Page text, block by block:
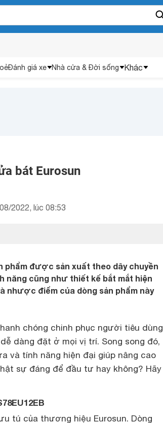
Đánh giá xe Nhà cửa & Đời sống Khác
bát Eurosun
2022, lúc 08:53
phẩm được sản xuất theo dây chuyền
cũng như thiết kế bắt mắt hiện
nhược điểm của dòng sản phẩm này
chóng chinh phục người tiêu dùng
dàng đặt ở mọi vị trí. Song song đó,
và tính năng hiện đại giúp nâng cao
sự đáng để đầu tư hay không? Hãy
tú của thương hiệu Eurosun. Dòng